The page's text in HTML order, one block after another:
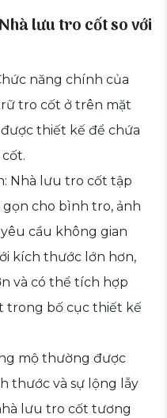
lưu tro cốt so với
năng chính của
tro cốt ở trên mặt
thiết kế để chứa
Nhà lưu tro cốt tập
cho bình tro, ảnh
cầu không gian
kích thước lớn hơn,
và có thể tích hợp
trong bố cục thiết kế
mộ thường được
thước và sự lộng lẫy
lưu tro cốt tương